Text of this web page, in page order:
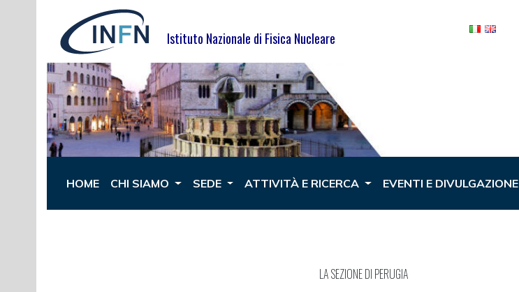
Istituto Nazionale di Fisica Nucleare
HOME CHI SIAMO SEDE ATTIVITÀ E RICERCA EVENTI E DIVULGAZIONE
LA SEZIONE DI PERUGIA